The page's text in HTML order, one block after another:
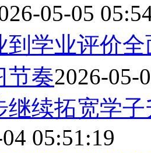
05-05
到学业评价
节奏2026-05-
继续拓宽学
05:51:19